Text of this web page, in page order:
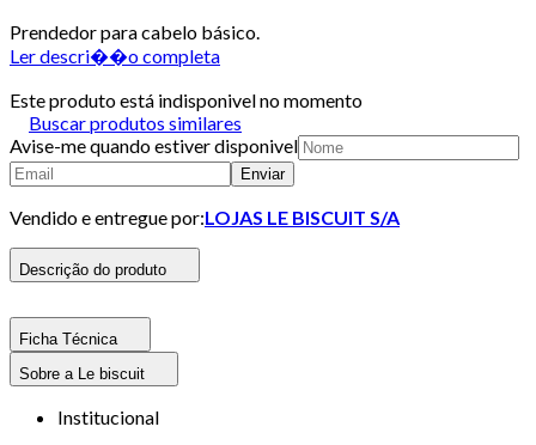
Prendedor para cabelo básico.
Ler descri��o completa
Este produto está indisponivel no momento
Buscar produtos similares
Avise-me quando estiver disponivel
Enviar
Vendido e entregue por:LOJAS LE BISCUIT S/A
Descrição do produto
Ficha Técnica
Sobre a Le biscuit
Institucional